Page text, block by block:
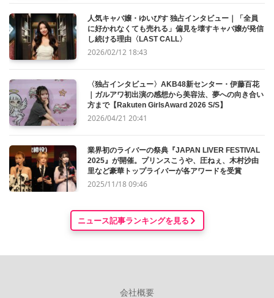
人気キャバ嬢・ゆいぴす 独占インタビュー｜「全員
に好かれなくても売れる」偏見を壊すキャバ嬢が発信
し続ける理由〈LAST CALL〉
2026/02/12 18:43
〈独占インタビュー〉AKB48新センター・伊藤百花
｜ガルアワ初出演の感想から美容法、夢への向き合い
方まで【Rakuten GirlsAward 2026 S/S】
2026/04/21 20:41
業界初のライバーの祭典『JAPAN LIVER FESTIVAL
2025』が開催。プリンスこうや、圧ねぇ、木村沙由
里など豪華トップライバーが各アワードを受賞
2025/11/18 09:46
ニュース記事ランキングを見る
会社概要